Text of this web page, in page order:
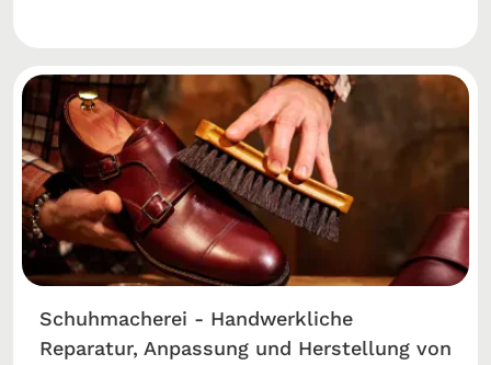
Schuhmacherei - Handwerkliche
Reparatur, Anpassung und Herstellung von